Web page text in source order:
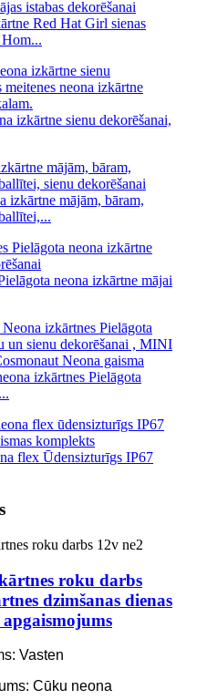
Red Hat Girl sienas
Hom...
izkārtne sienu dekorēšanai,
izkārtne mājām, bāram,
neona izkārtne mājai
izkārtnes Pielāgota
flex Ūdensizturīgs IP67
roku darbs
dzimšanas dienas
Vasten
Cūku neona